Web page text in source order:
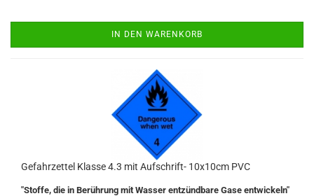
IN DEN WARENKORB
Gefahrzettel Klasse 4.3 mit Aufschrift- 10x10cm PVC
"Stoffe, die in Berührung mit Wasser entzündbare Gase entwickeln"